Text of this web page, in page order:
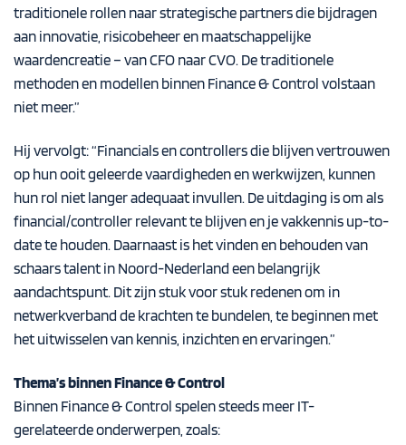
traditionele rollen naar strategische partners die bijdragen
aan innovatie, risicobeheer en maatschappelijke
waardencreatie – van CFO naar CVO. De traditionele
methoden en modellen binnen Finance & Control volstaan
niet meer.”
Hij vervolgt: “Financials en controllers die blijven vertrouwen
op hun ooit geleerde vaardigheden en werkwijzen, kunnen
hun rol niet langer adequaat invullen. De uitdaging is om als
financial/controller relevant te blijven en je vakkennis up-to-
date te houden. Daarnaast is het vinden en behouden van
schaars talent in Noord-Nederland een belangrijk
aandachtspunt. Dit zijnstuk voor stuk redenen om in
netwerkverband de krachten te bundelen, te beginnen met
het uitwisselen van kennis, inzichten en ervaringen.”
Thema’s binnen Finance & Control
Binnen Finance & Control spelen steeds meer IT-
gerelateerde onderwerpen, zoals: